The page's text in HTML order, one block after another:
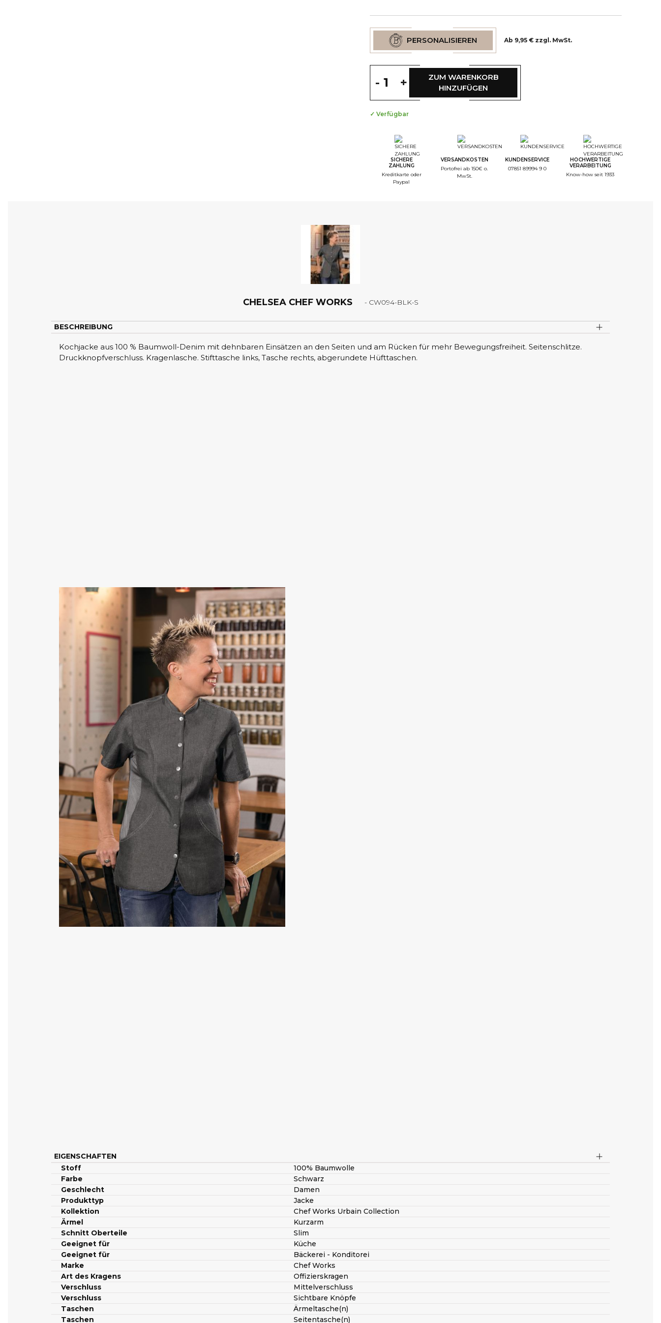
PERSONALISIEREN Ab 9,95 € zzgl. MwSt.
- +
ZUM WARENKORB
HINZUFÜGEN
✓ Verfügbar
Step Color
Step Monogramme
ZURÜCK
SICHERE
ZAHLUNG
Kreditkarte oder
Paypal
VERSANDKOSTEN
Portofrei ab 150€ o.
MwSt.
KUNDENSERVICE
07851 89994 9 0
HOCHWERTIGE
VERARBEITUNG
Know-how seit 1933
CHELSEA CHEF WORKS - CW094-BLK-S
BESCHREIBUNG
Kochjacke aus 100 % Baumwoll-Denim mit dehnbaren Einsätzen an den Seiten und am Rücken für mehr Bewegungsfreiheit. Seitenschlitze.
Druckknopfverschluss. Kragenlasche. Stifttasche links, Tasche rechts, abgerundete Hüfttaschen.
EIGENSCHAFTEN
Stoff
100% Baumwolle
Farbe
Schwarz
Geschlecht
Damen
Produkttyp
Jacke
Kollektion
Chef Works Urbain Collection
Ärmel
Kurzarm
Schnitt Oberteile
Slim
Geeignet für
Küche
Geeignet für
Bäckerei - Konditorei
Marke
Chef Works
Art des Kragens
Offizierskragen
Verschluss
Mittelverschluss
Verschluss
Sichtbare Knöpfe
Taschen
Ärmeltasche(n)
Taschen
Seitentasche(n)